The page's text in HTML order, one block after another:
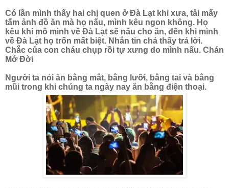
Có lần mình thấy hai chị quen ở Đà Lạt khi xưa, tải mấy
tấm ảnh đồ ăn mà họ nấu, mình kêu ngon không. Họ
kêu khi mô mình về Đà Lạt sẽ nấu cho ăn, đến khi mình
về Đà Lạt họ trốn mất biệt. Nhắn tin chả thấy trả lời.
Chắc của con cháu chụp rồi tự xưng do mình nấu. Chán
Mớ Đời
Người ta nói ăn bằng mắt, bằng lưỡi, bằng tai và bằng
mũi trong khi chúng ta ngày nay ăn bằng điện thoại.